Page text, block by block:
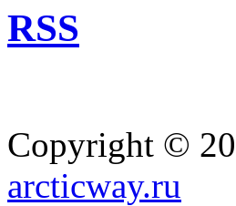
RSS
Copyright ©
arcticway.ru